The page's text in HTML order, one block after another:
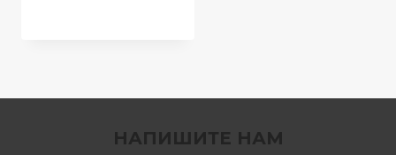
НАПИШИТЕ НАМ